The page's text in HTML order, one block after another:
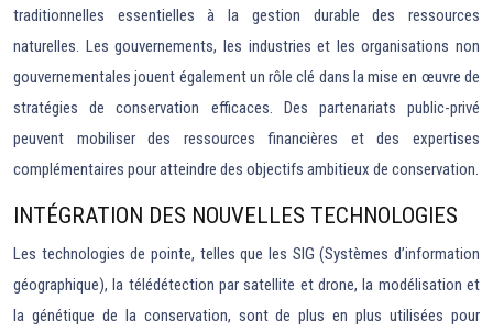
traditionnelles essentielles à la gestion durable des ressources
naturelles. Les gouvernements, les industries et les organisations non
gouvernementales jouent également un rôle clé dans la mise en œuvre de
stratégies de conservation efficaces. Des partenariats public-privé
peuvent mobiliser des ressources financières et des expertises
complémentaires pour atteindre des objectifs ambitieux de conservation.
INTÉGRATION DES NOUVELLES TECHNOLOGIES
Les technologies de pointe, telles que les SIG (Systèmes d’information
géographique), la télédétection par satellite et drone, la modélisation et
la génétique de la conservation, sont de plus en plus utilisées pour